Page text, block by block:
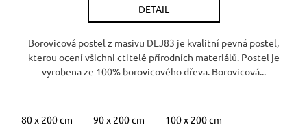
DETAIL
Borovicová postel z masivu DEJ83 je kvalitní pevná postel,
kterou ocení všichni ctitelé přírodních materiálů. Postel je
vyrobena ze 100% borovicového dřeva. Borovicová...
80 x 200 cm 90 x 200 cm 100 x 200 cm